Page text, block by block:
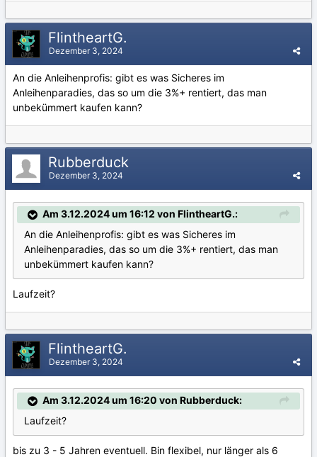
FlintheartG.
Dezember 3, 2024
An die Anleihenprofis: gibt es was Sicheres im
Anleihenparadies, das so um die 3%+ rentiert, das man
unbekümmert kaufen kann?
Rubberduck
Dezember 3, 2024
Am 3.12.2024 um 16:12 von FlintheartG.:
An die Anleihenprofis: gibt es was Sicheres im
Anleihenparadies, das so um die 3%+ rentiert, das man
unbekümmert kaufen kann?
Laufzeit?
FlintheartG.
Dezember 3, 2024
Am 3.12.2024 um 16:20 von Rubberduck:
Laufzeit?
bis zu 3 - 5 Jahren eventuell. Bin flexibel, nur länger als 6